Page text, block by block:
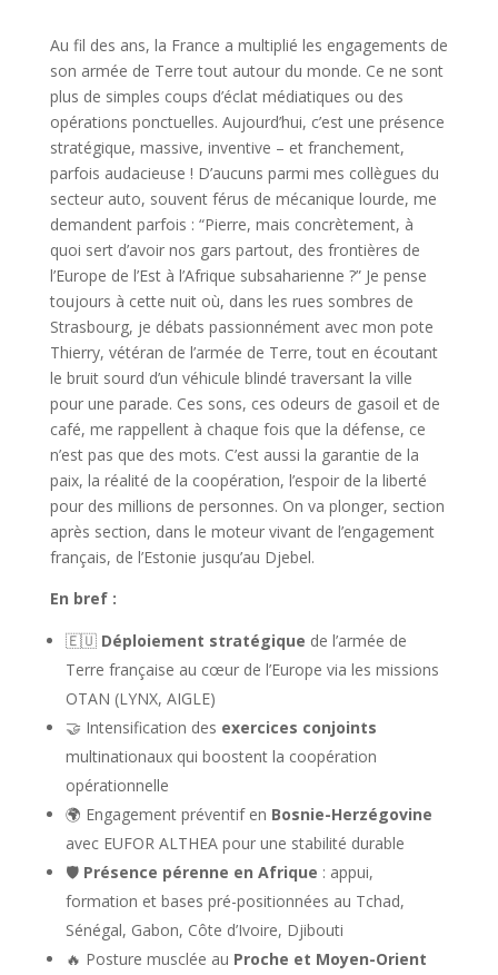
Au fil des ans, la France a multiplié les engagements de
son armée de Terre tout autour du monde. Ce ne sont
plus de simples coups d’éclat médiatiques ou des
opérations ponctuelles. Aujourd’hui, c’est une présence
stratégique, massive, inventive – et franchement,
parfois audacieuse ! D’aucuns parmi mes collègues du
secteur auto, souvent férus de mécanique lourde, me
demandent parfois : “Pierre, mais concrètement, à
quoi sert d’avoir nos gars partout, des frontières de
l’Europe de l’Est à l’Afrique subsaharienne ?” Je pense
toujours à cette nuit où, dans les rues sombres de
Strasbourg, je débats passionnément avec mon pote
Thierry, vétéran de l’armée de Terre, tout en écoutant
le bruit sourd d’un véhicule blindé traversant la ville
pour une parade. Ces sons, ces odeurs de gasoil et de
café, me rappellent à chaque fois que la défense, ce
n’est pas que des mots. C’est aussi la garantie de la
paix, la réalité de la coopération, l’espoir de la liberté
pour des millions de personnes. On va plonger, section
après section, dans le moteur vivant de l’engagement
français, de l’Estonie jusqu’au Djebel.
En bref :
🇪🇺 Déploiement stratégique de l’armée de
Terre française au cœur de l’Europe via les missions
OTAN (LYNX, AIGLE)
🤝 Intensification des exercices conjoints
multinationaux qui boostent la coopération
opérationnelle
🌍 Engagement préventif en Bosnie-Herzégovine
avec EUFOR ALTHEA pour une stabilité durable
🛡️ Présence pérenne en Afrique : appui,
formation et bases pré-positionnées au Tchad,
Sénégal, Gabon, Côte d’Ivoire, Djibouti
🔥 Posture musclée au Proche et Moyen-Orient